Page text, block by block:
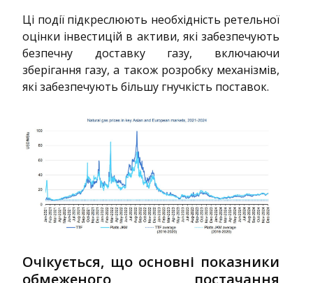
Ці події підкреслюють необхідність ретельної
оцінки інвестицій в активи, які забезпечують
безпечну доставку газу, включаючи
зберігання газу, а також розробку механізмів,
які забезпечують більшу гнучкість поставок.
Очікується, що основні показники
обмеженого постачання